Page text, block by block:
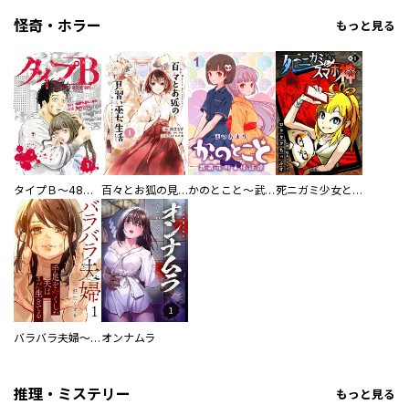
怪奇・ホラー もっと見る
タイプＢ～48時間後、致死率100％～【単話】 百々とお狐の見習い巫女生活【単行本版】 かのとこと～武蔵花町怪話譚～ 【連載版】 死ニガミ少女とスマホ神
バラバラ夫婦～手足をなくした夫はまだ生きてる オンナムラ
推理・ミステリー もっと見る